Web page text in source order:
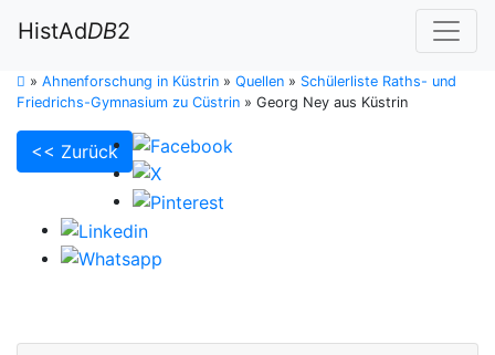
HistAdDB2
» Ahnenforschung in Küstrin » Quellen » Schülerliste Raths- und
Friedrichs-Gymnasium zu Cüstrin » Georg Ney aus Küstrin
<< Zurück